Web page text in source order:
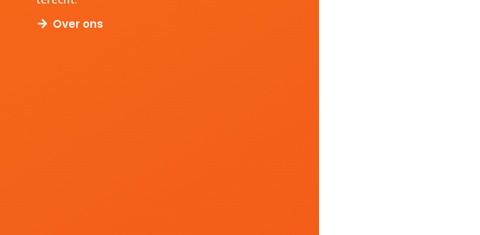
Over ons